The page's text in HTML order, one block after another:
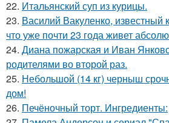
22. Итальянский суп из курицы.
23. Василий Вакуленко, известный
что уже почти 23 года живет
24. Диана пожарская и Иван
родителями во второй раз.
25. Небольшой (14 кг) черныш
дом!
26. Печёночный торт. Ингредиенты: